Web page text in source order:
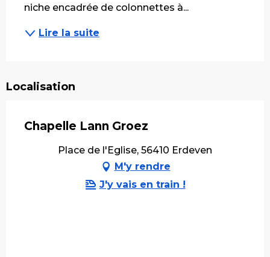
niche encadrée de colonnettes à...
Lire la suite
Localisation
Chapelle Lann Groez
Place de l'Eglise, 56410 Erdeven
M'y rendre
J'y vais en train !